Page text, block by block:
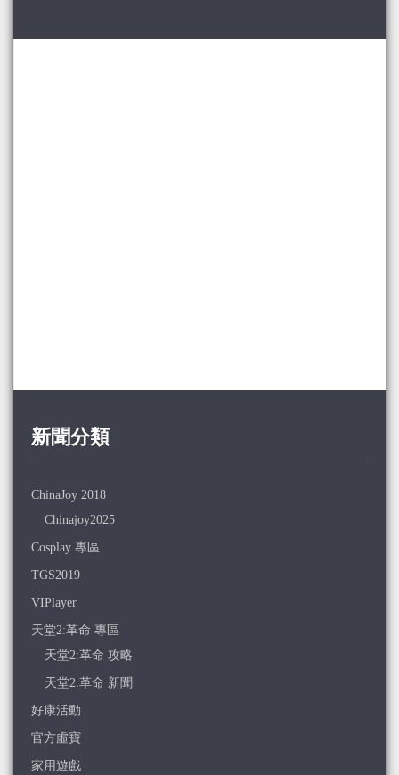
新聞分類
ChinaJoy 2018
Chinajoy2025
Cosplay 專區
TGS2019
VIPlayer
天堂2:革命 專區
天堂2:革命 攻略
天堂2:革命 新聞
好康活動
官方虛寶
家用遊戲